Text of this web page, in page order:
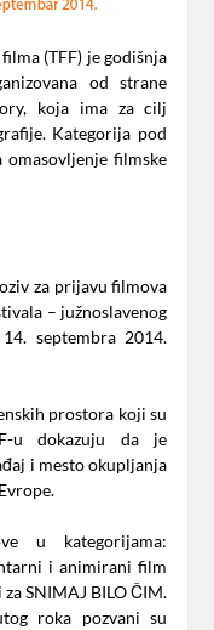
(TFF) je godišnja
od strane
koja ima za cilj
Kategorija pod
omasovljenje filmske
za prijavu filmova
– južnoslavenog
septembra 2014.
prostora koji su
u dokazuju da je
i mesto okupljanja
u kategorijama:
i animirani film
SNIMAJ BILO ČIM.
roka pozvani su